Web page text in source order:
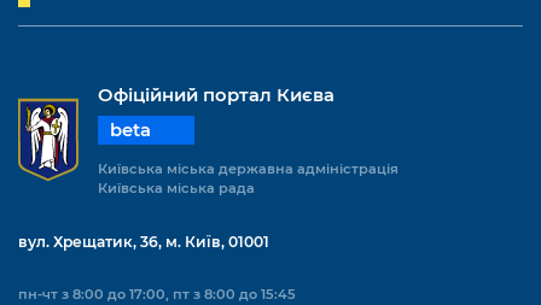
Офіційний портал Києва
beta
Київська міська державна адміністрація
Київська міська рада
вул. Хрещатик, 36, м. Київ, 01001
пн-чт з 8:00 до 17:00, пт з 8:00 до 15:45